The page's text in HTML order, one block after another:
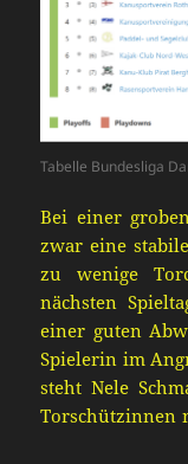
Tabelle Bundesliga
Bei einer
zwar eine
zu wenige
nächsten
einer guten
Spielerin im
steht Nele
Torschützinnen